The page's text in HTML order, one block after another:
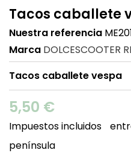
Tacos caballete
Nuestra referencia
Marca DOLCESCOOTER
Tacos caballete vespa
5,50 €
Impuestos incluidos
península